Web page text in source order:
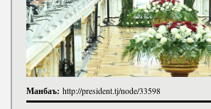
Манбаъ: http://president.tj/node/33598